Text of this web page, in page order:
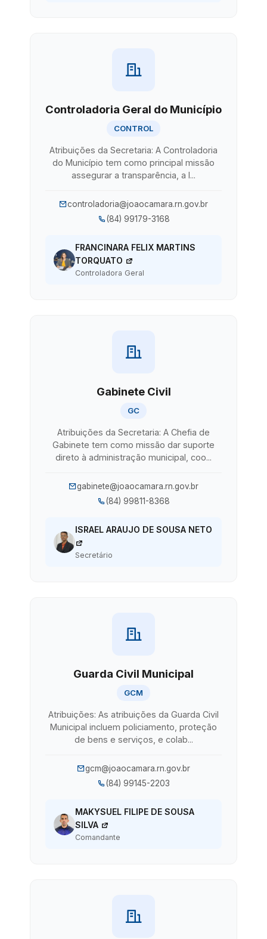
Controladoria Geral do Município
CONTROL
Atribuições da Secretaria: A Controladoria
do Município tem como principal missão
assegurar a transparência, a l...
controladoria@joaocamara.rn.gov.br
(84) 99179-3168
FRANCINARA FELIX MARTINS
TORQUATO
Controladora Geral
Gabinete Civil
GC
Atribuições da Secretaria: A Chefia de
Gabinete tem como missão dar suporte
direto à administração municipal, coo...
gabinete@joaocamara.rn.gov.br
(84) 99811-8368
ISRAEL ARAUJO DE SOUSA NETO
Secretário
Guarda Civil Municipal
GCM
Atribuições: As atribuições da Guarda Civil
Municipal incluem policiamento, proteção
de bens e serviços, e colab...
gcm@joaocamara.rn.gov.br
(84) 99145-2203
MAKYSUEL FILIPE DE SOUSA
SILVA
Comandante